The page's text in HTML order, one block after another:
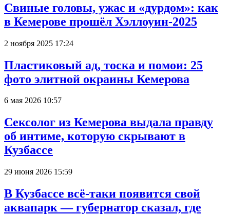
Свиные головы, ужас и «дурдом»: как
в Кемерове прошёл Хэллоуин-2025
2 ноября 2025 17:24
Пластиковый ад, тоска и помои: 25
фото элитной окраины Кемерова
6 мая 2026 10:57
Сексолог из Кемерова выдала правду
об интиме, которую скрывают в
Кузбассе
29 июня 2026 15:59
В Кузбассе всё-таки появится свой
аквапарк — губернатор сказал, где